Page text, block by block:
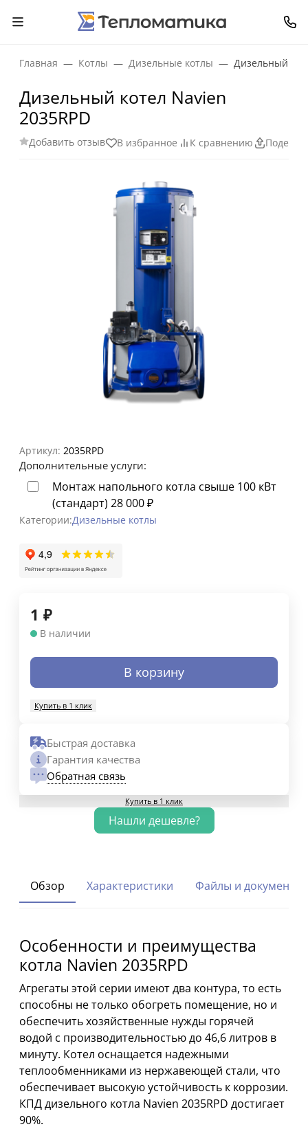
Главная Котлы Дизельные котлы Дизельный
Дизельный котел Navien
2035RPD
Добавить отзыв В избранное К сравнению
Артикул: 2035RPD
Дополнительные услуги:
Монтаж напольного котла свыше 100 кВт
(стандарт) 28 000₽
Категории:Дизельные котлы
1 ₽
В наличии
В корзину
Купить в 1 клик
Быстрая доставка
Гарантия качества
Обратная связь
Купить в 1 клик
Обзор Характеристики Файлы и документы
Особенности и преимущества
котла Navien 2035RPD
Агрегаты этой серии имеют два контура, то есть
способны не только обогреть помещение, но и
обеспечить хозяйственные нужды горячей
водой с производительностью до 46,6 литров в
минуту. Котел оснащается надежными
теплообменниками из нержавеющей стали, что
обеспечивает высокую устойчивость к коррозии.
КПД дизельного котла Navien 2035RPD достигает
90%.